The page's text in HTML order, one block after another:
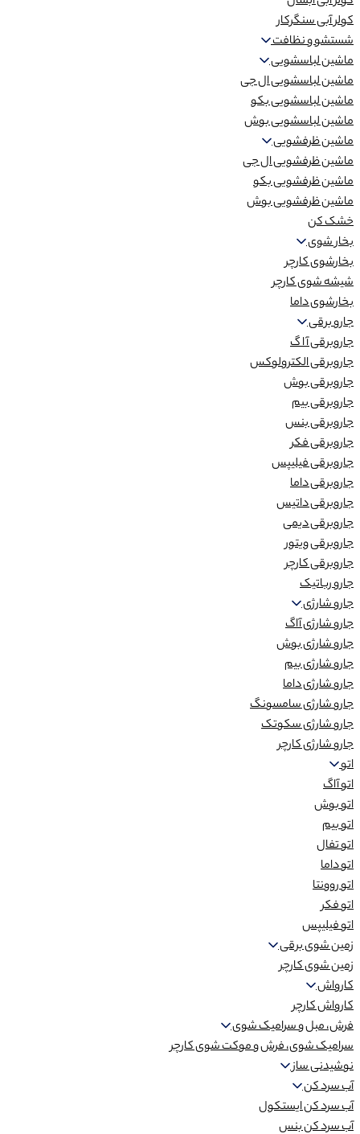
کولر آبی سنگرکار
شستشو و نظافت
ماشین لباسشویی
ماشین لباسشویی ال جی
ماشین لباسشویی بکو
ماشین لباسشویی بوش
ماشین ظرفشویی
ماشین ظرفشویی ال جی
ماشین ظرفشویی بکو
ماشین ظرفشویی بوش
خشک کن
بخار شوی
بخارشوی کارچر
شیشه شوی کارچر
بخارشوی داما
جارو برقی
جاروبرقی آ ا گ
جاروبرقی الکترولوکس
جاروبرقی بوش
جاروبرقی بیم
جاروبرقی بنس
جاروبرقی فکر
جاروبرقی فیلیپس
جاروبرقی داما
جاروبرقی داتیس
جاروبرقی دیمی
جاروبرقی ویتور
جاروبرقی کارچر
جارو رباتیک
جارو شارژی
جارو شارژی آاگ
جارو شارژی بوش
جارو شارژی بیم
جارو شارژی داما
جارو شارژی سامسونگ
جارو شارژی سکوتک
جارو شارژی کارچر
اتو
اتو آاگ
اتو بوش
اتو بیم
اتو تفال
اتو داما
اتو روونتا
اتو فکر
اتو فیلیپس
زمین شوی برقی
زمین شوی کارچر
کارواش
کارواش کارچر
فرش، مبل و سرامیک شوی
سرامیک شوی، فرش و موکت شوی کارچر
نوشیدنی ساز
آب سرد کن
آب سرد کن ایستکول
آب سرد کن بنس